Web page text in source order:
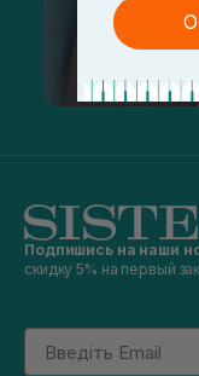
Подпишись на наши
скидку 5% на первый
Email